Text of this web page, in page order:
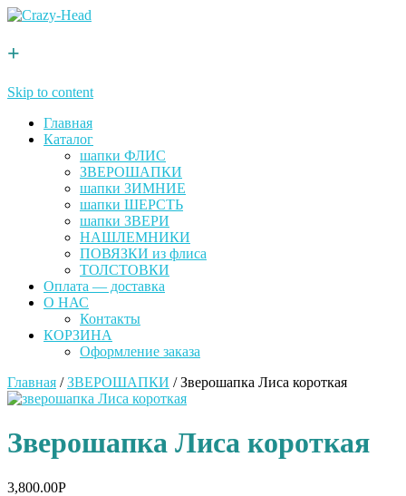
+
Skip to content
Главная
Каталог
шапки ФЛИС
ЗВЕРОШАПКИ
шапки ЗИМНИЕ
шапки ШЕРСТЬ
шапки ЗВЕРИ
НАШЛЕМНИКИ
ПОВЯЗКИ из флиса
ТОЛСТОВКИ
Оплата — доставка
О НАС
Контакты
КОРЗИНА
Оформление заказа
Главная /ЗВЕРОШАПКИ / Зверошапка Лиса короткая
Зверошапка Лиса короткая
3,800.00Р